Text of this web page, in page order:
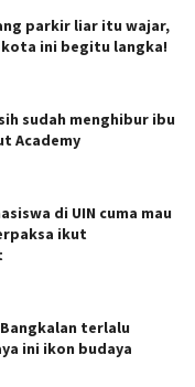
parkir liar itu wajar,
ini begitu langka!
sudah menghibur ibu
Academy
di UIN cuma mau
ikut
terlalu
ini ikon budaya